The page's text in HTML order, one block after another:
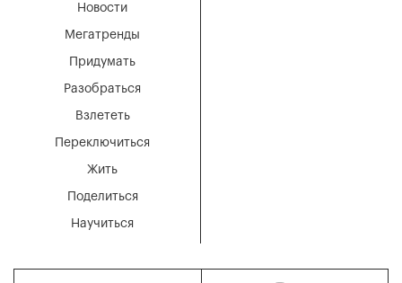
Мегатренды
Придумать
Разобраться
Взлететь
Новости
Переключиться
Жить
Поделиться
Научиться